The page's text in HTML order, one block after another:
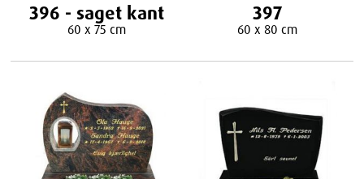
396 - saget kant
60 x 75 cm
397
60 x 80 cm